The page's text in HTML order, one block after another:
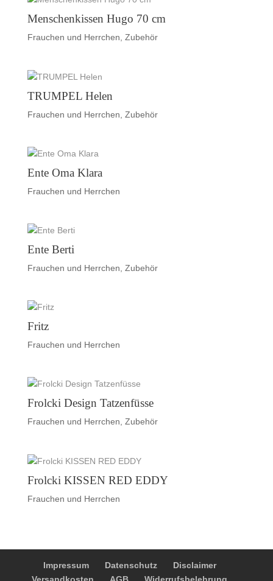
Menschenkissen Hugo 70 cm
Frauchen und Herrchen, Zubehör
TRUMPEL Helen
Frauchen und Herrchen Zubehör
Ente Oma Klara
Frauchen und Herrchen
Ente Berti
Frauchen und Herrchen Zubehör
Fritz
Frauchen und Herrchen
Frolcki Design Tatzenfüsse
Frauchen und Herrchen, Zubehör
Frolcki KISSEN RED EDDY
Frauchen und Herrchen
Impressum Datenschutz
Disclaimer